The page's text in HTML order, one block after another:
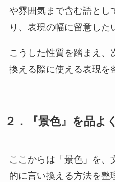
や雰囲気まで含む語とし
り、表現の幅に留意した
こうした性質を踏まえ、
換える際に使える表現を
２．『景色』を品よ
ここからは「景色」を、
的に言い換える方法を整